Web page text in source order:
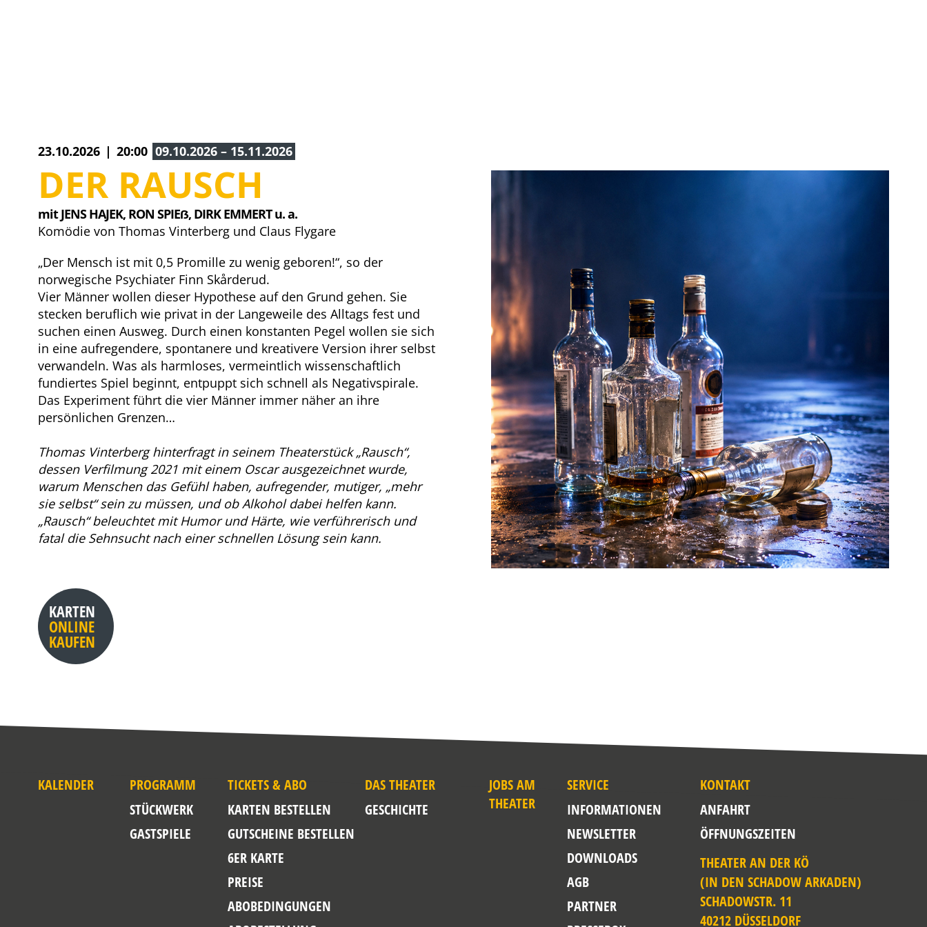
23.10.2026 20:00 09.10.2026 – 15.11.2026
DER RAUSCH
mit JENS HAJEK, RON SPIEẞ, DIRK EMMERT u. a.
Komödie von Thomas Vinterberg und Claus Flygare
„Der Mensch ist mit 0,5 Promille zu wenig geboren!“, so der
norwegische Psychiater Finn Skårderud.
Vier Männer wollen dieser Hypothese auf den Grund gehen. Sie
stecken beruflich wie privat in der Langeweile des Alltags fest und
suchen einen Ausweg. Durch einen konstanten Pegel wollen sie sich
in eine aufregendere, spontanere und kreativere Version ihrer selbst
verwandeln. Was als harmloses, vermeintlich wissenschaftlich
fundiertes Spiel beginnt, entpuppt sich schnell als Negativspirale.
Das Experiment führt die vier Männer immer näher an ihre
persönlichen Grenzen…
Thomas Vinterberg hinterfragt in seinem Theaterstück „Rausch“,
dessen Verfilmung 2021 mit einem Oscar ausgezeichnet wurde,
warum Menschen das Gefühl haben, aufregender, mutiger, „mehr
sie selbst“ sein zu müssen, und ob Alkohol dabei helfen kann.
„Rausch“ beleuchtet mit Humor und Härte, wie verführerisch und
fatal die Sehnsucht nach einer schnellen Lösung sein kann.
KARTEN
ONLINE
KAUFEN
KALENDER
PROGRAMM
STÜCKWERK
GASTSPIELE
TICKETS & ABO
KARTEN BESTELLEN
GUTSCHEINE BESTELLEN
6ER KARTE
PREISE
ABOBEDINGUNGEN
DAS THEATER
GESCHICHTE
JOBS AM
THEATER
SERVICE
INFORMATIONEN
NEWSLETTER
DOWNLOADS
AGB
PARTNER
KONTAKT
ANFAHRT
ÖFFNUNGSZEITEN
THEATER AN DER KÖ
(IN DEN SCHADOW ARKADEN)
SCHADOWSTR. 11
40212 DÜSSELDORF